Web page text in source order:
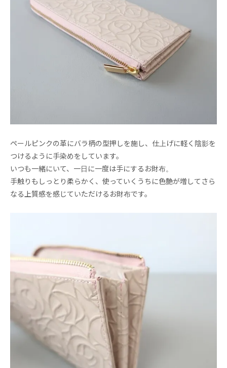
ペールピンクの革にバラ柄の型押しを施し、仕上げに軽く陰影を
つけるように手染めをしています。
いつも一緒にいて、一日に一度は手にするお財布。
手触りもしっとり柔らかく、使っていくうちに色艶が増してさら
なる上質感を感じていただけるお財布です。